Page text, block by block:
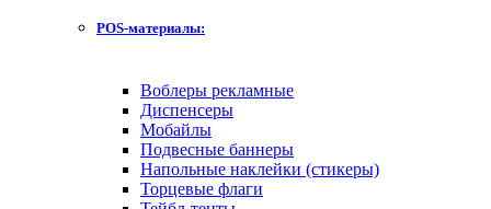
POS-материалы:
Воблеры рекламные
Диспенсеры
Мобайлы
Подвесные баннеры
Напольные наклейки (стикеры)
Торцевые флаги